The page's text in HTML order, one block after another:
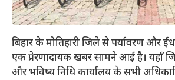
बिहार के मोतिहारी जिले से पर्यावरण और
एक प्रेरणादायक खबर सामने आई है। यहाँ
और भविष्य निधि कार्यालय के सभी